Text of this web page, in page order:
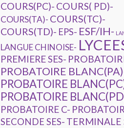
COURS(PC)- COURS( PD)-
COURS(TA)- COURS(TC)-
COURS(TD)- EPS- ESF/IH-
LANGUE CHINOISE-
PREMIERE SES-
PROBATOIRE
PROBATOIRE
PROBATOIRE
PROBATOIRE C-
SECONDE SES- TERMINALE